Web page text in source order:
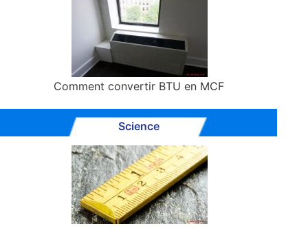
Comment convertir BTU en MCF
Science